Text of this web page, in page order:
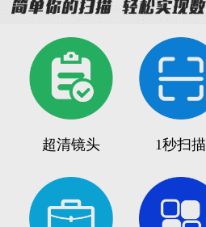
超清镜头 1秒扫描